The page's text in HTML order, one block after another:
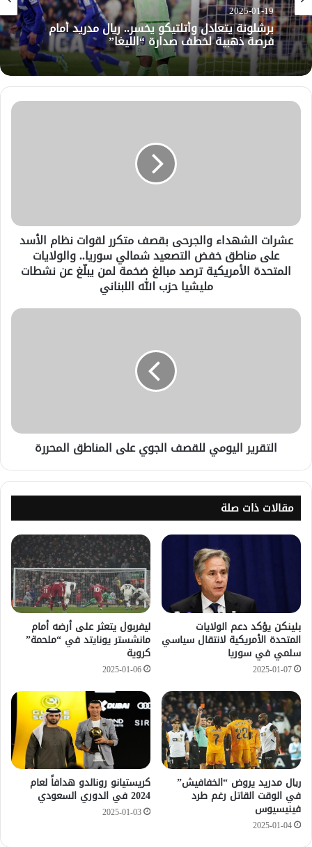
2025-01-19
برشلونة يتعادل وأتلتيكو يخسر.. ريال مدريد أمام
فرصة ذهبية لخطف صدارة “الليغا”
عشرات الشهداء والجرحى بقصف متكرر لقوات نظام الأسد
على مناطق خفض التصعيد شمالي سوريا.. والولايات
المتحدة الأمريكية ترصد مبالغ ضخمة لمن يبلّغ عن نشطات
مليشيا حزب الله اللبناني
التقرير اليومي للقصف الجوي على المناطق المحررة
مقالات ذات صلة
بلينكن يؤكد دعم الولايات
المتحدة الأمريكية لانتقال سياسي
سلمي في سوريا
2025-01-07
ليفربول يتعثر على أرضه أمام
مانشستر يونايتد في “ملحمة”
كروية
2025-01-06
ريال مدريد يروض “الخفافيش”
في الوقت القاتل رغم طرد
فينيسيوس
2025-01-04
كريستيانو رونالدو هدافاً لعام
2024 في الدوري السعودي
2025-01-03